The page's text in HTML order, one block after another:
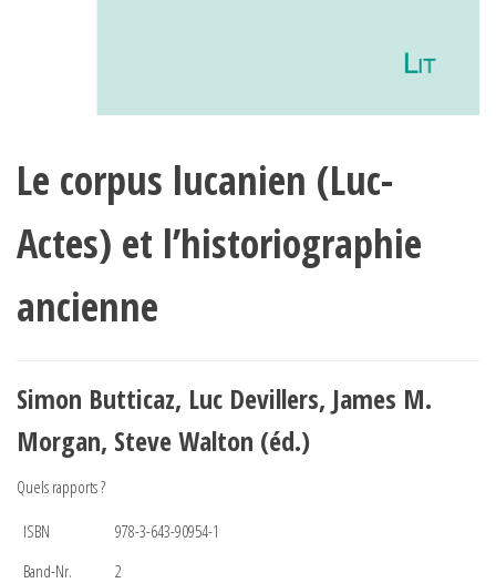
Le corpus lucanien (Luc-
Actes) et l’historiographie
ancienne
Simon Butticaz, Luc Devillers, James M.
Morgan, Steve Walton (éd.)
Quels rapports ?
ISBN
978-3-643-90954-1
Band-Nr.
2